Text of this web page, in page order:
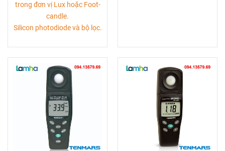
trong đơn vị Lux hoặc Foot-
candle.
Silicon photodiode và bộ lọc.